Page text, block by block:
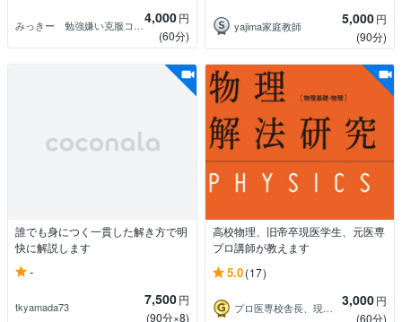
みっきー 勉強嫌い克服コーチ 4,000円
(60分)
yajima家庭教師 5,000円
(90分)
誰でも身につく一貫した解き方で明
快に解説します
-
tkyamada73 7,500円
(90分×8)
高校物理、旧帝卒現医学生、元医専
プロ講師が教えます
5.0(17)
プロ医専校舎長、現医学生の大学受験と統計 3,000円
(60分)